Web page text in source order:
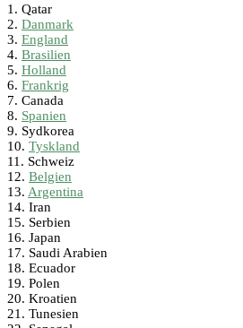
1. Qatar
2. Danmark
3. England
4. Brasilien
5. Holland
6. Frankrig
7. Canada
8. Spanien
9. Sydkorea
10. Tyskland
11. Schweiz
12. Belgien
13. Argentina
14. Iran
15. Serbien
16. Japan
17. Saudi Arabien
18. Ecuador
19. Polen
20. Kroatien
21. Tunesien